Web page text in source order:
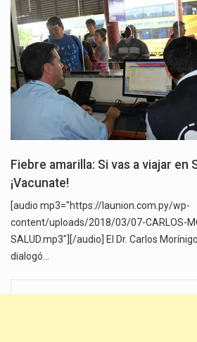
Fiebre amarilla: Si vas a viajar en
¡Vacunate!
[audio mp3="https://launion.com.py/wp-
content/uploads/2018/03/07-CARLOS-
SALUD.mp3"][/audio] El Dr. Carlos
dialogó…